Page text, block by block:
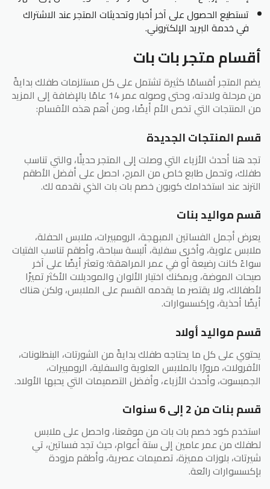
تستطيع الحصول على آخر أخبار وتحديثات المتجر عند الاشتراك
في خدمة البريد الإلكتروني.
أقسام متجر بات بات
يضم المتجر أقسامًا كثيرة تشتمل على كل مستلزمات طفلك بدايةً
من مرحلة ولادته، وحتى وصوله عمر 14 عامًا بالإضافة إلى المزيد
من المنتجات التي تخص الأم أيضًا، ومن أهم هذه الأقسام:
قسم المنتجات الجديدة
تجد هنا أحدث الأزياء التي وصلت إلى المتجر حديثًا، والتي تناسب
طفلك، وتحمل طابع خاص من المرح، احصل على أفضل الأطقم
الترند عند استخدامك كوبون خصم بات بات الذي نقدمه لك.
قسم مواليد بنات
يعرض أجمل الفساتين المبهجة، الرومبيرات، ملابس الحفلة،
ملابس علوية، وأخرى سفلية، ألبسة سباحة، وأطقم تناسب الفتيات
سواءً كانت رضيعة أو في عمر المراهقة؛ وتعثر أيضًا على آخر
صيحات الموضة، ويمكنك اختيار الألوان والموديلات الأكثر تميزًا
لأطفالك، ولا يقتصر ما يقدمه القسم على الملابس، ولكن هناك
أيضًا أحذية، وإكسسوارات.
قسم مواليد أولاد
يحتوي على كل ما يحتاجه طفلك بدايةً من الشورتات، البنطلونات،
الأفرولات، مرورًا بالملابس العلوية والسفلية، الرومبيرات،
الجمبسوت، وأحدث الأزياء، وأفضل التصميمات التي يحبها الأولاد.
قسم بنات من 2 إلى 6 سنوات
استخدم كود خصم بات بات من موقعنا، واحصل على ملابس
لطفلك من عمر عامين إلى ستة أعوام، حيث تجد فساتين، تي
شيرتات، بلوزات مميزة، تصميمات عصرية، وأطقم مزودة
بإكسسوارات رائعة.